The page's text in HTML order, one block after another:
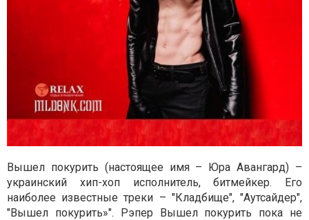
Вышел покурить (настоящее имя – Юра Авангард) –
украинский хип-хоп исполнитель, битмейкер. Его
наиболее известные треки – "Кладбище", "Аутсайдер",
"Вышел покурить»". Рэпер Вышел покурить пока не